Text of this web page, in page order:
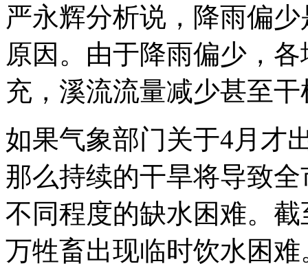
严永辉分析说，降雨偏
原因。由于降雨偏少，
充，溪流流量减少甚至
如果气象部门关于4月才
那么持续的干旱将导致
不同程度的缺水困难。
万牲畜出现临时饮水困